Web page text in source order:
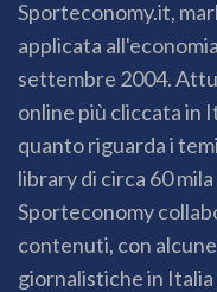
Sporteconomy.it,
applicata
settembre 2004.
online più cliccata in
quanto riguarda i
library di circa 60
Sporteconomy
contenuti, con
giornalistiche in Italia